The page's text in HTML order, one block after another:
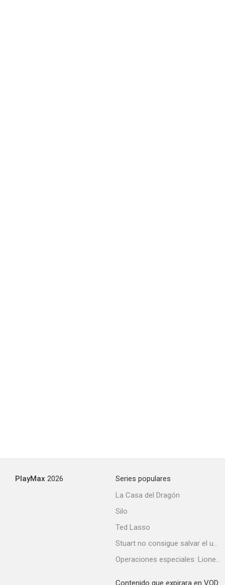
PlayMax 2026
Series populares
La Casa del Dragón
Silo
Ted Lasso
Stuart no consigue salvar el universo
Operaciones especiales: Lioness
Contenido que expirara en VOD